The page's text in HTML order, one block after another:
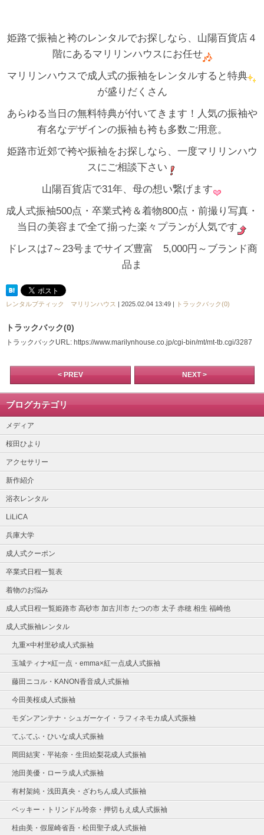
姫路で振袖と袴のレンタルでお探しなら、山陽百貨店４
階にあるマリリンハウスにお任せ
マリリンハウスで成人式の振袖をレンタルすると特典
が盛りだくさん
あらゆる当日の無料特典が付いてきます！人気の振袖や
有名なデザインの振袖も袴も多数ご用意。
姫路市近郊で袴や振袖をお探しなら、一度マリリンハウ
スにご相談下さい
山陽百貨店で31年、母の想い繋げます
成人式振袖500点・卒業式袴＆着物800点・前撮り写真・
当日の美容まで全て揃った楽々プランが人気です
ドレスは7～23号までサイズ豊富 5,000円～ブランド商
品ま
レンタルブティック マリリンハウス | 2025.02.04 13:49 | トラックバック(0)
トラックバック(0)
トラックバックURL: https://www.marilynhouse.co.jp/cgi-bin/mt/mt-tb.cgi/3287
< PREV NEXT >
ブログカテゴリ
メディア
桜田ひより
アクセサリー
新作紹介
浴衣レンタル
LiLiCA
兵庫大学
成人式クーポン
卒業式日程一覧表
着物のお悩み
成人式日程一覧姫路市 高砂市 加古川市 たつの市 太子 赤穂 相生 福崎他
成人式振袖レンタル
九重×中村里砂成人式振袖
玉城ティナ×紅一点・emma×紅一点成人式振袖
藤田ニコル・KANON香音成人式振袖
今田美桜成人式振袖
モダンアンテナ・シュガーケイ・ラフィネモカ成人式振袖
てふてふ・ひいな成人式振袖
岡田結実・平祐奈・生田絵梨花成人式振袖
池田美優・ローラ成人式振袖
有村架純・浅田真央・ざわちん成人式振袖
ベッキー・トリンドル玲奈・押切もえ成人式振袖
桂由美・假屋崎省吾・松田聖子成人式振袖